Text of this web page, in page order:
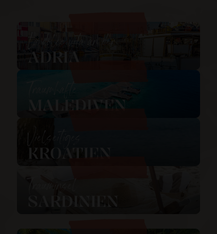
La dolce vita an der
ADRIA
Traumhafte
MALEDIVEN
Vielseitiges
KROATIEN
Trauminsel
SARDINIEN